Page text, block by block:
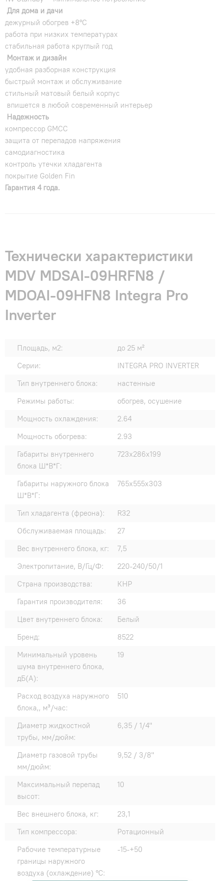
Для дома и дачи
дежурный обогрев +8°C
работа при низких температурах
стабильная работа круглый год
Монтаж и дизайн
удобная разборная конструкция
быстрый монтаж и обслуживание
стильный матовый белый корпус
впишется в любой современный интерьер
Надежность
компрессор GMCC
защита от перепадов напряжения
самодиагностика
контроль утечки хладагента
покрытие Golden Fin
Гарантия 4 года.
Технически характеристики
MDV MDSAI-09HRFN8 /
MDOAI-09HFN8 Integra Pro
Inverter
Площадь, м2:
до 25 м²
Серии:
INTEGRA PRO INVERTER
Тип внутреннего блока:
настенные
Режимы работы:
обогрев, осушение
Мощность охлаждения:
2.64
Мощность обогрева:
2.93
Габариты внутреннего
блока Ш*В*Г:
723x286x199
Габариты наружного блока
Ш*В*Г:
765x555x303
Тип хладагента (фреона):
R32
Обслуживаемая площадь:
27
Вес внутреннего блока, кг:
7,5
Электропитание, В/Гц/Ф:
220-240/50/1
Страна производства:
КНР
Гарантия производителя:
36
Цвет внутреннего блока:
Белый
Бренд:
8522
Минимальный уровень
шума внутреннего блока,
дБ(А):
19
Расход воздуха наружного
блока,, м³/час:
510
Диаметр жидкостной
трубы, мм/дюйм:
6,35 / 1/4"
Диаметр газовой трубы
мм/дюйм:
9,52 / 3/8"
Максимальный перепад
высот:
10
Вес внешнего блока, кг:
23,1
Тип компрессора:
Ротационный
Рабочие температурные
границы наружного
воздуха (охлаждение) °C:
-15-+50